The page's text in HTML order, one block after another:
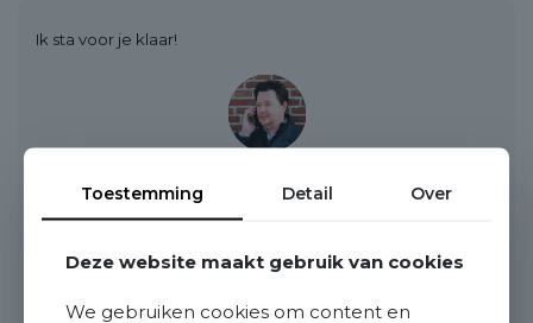
Ik sta voor je klaar!
Neem contact op Bel mij! 0497 645 341
Persoonlijk en volledig op maat
Toestemming Detail Over
Deze website maakt gebruik van cookies
We gebruiken cookies om content en